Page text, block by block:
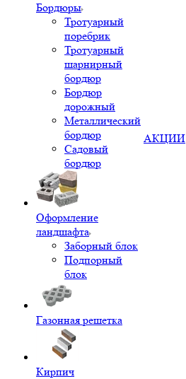
Бордюры
Тротуарный
поребрик
Тротуарный
шарнирный
бордюр
Бордюр
дорожный
Металлический
бордюр
Садовый
бордюр
Оформление
ландшафта
Заборный блок
Подпорный
блок
Газонная решетка
Кирпич
АКЦИИ